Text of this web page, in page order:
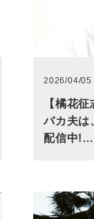
2026/04/05
【橘花
バカ夫は
配信中!…